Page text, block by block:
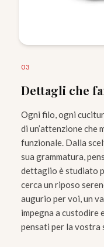
03
Dettagli che
Ogni filo, ogni
di un’attenzione
funzionale. Dalla
sua grammatura,
dettaglio è studiato
cerca un riposo
augurio per voi, un
impegna a
pensati per la vostra